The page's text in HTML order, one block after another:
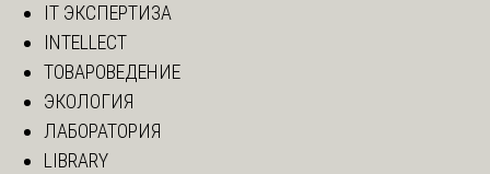
IT ЭКСПЕРТИЗА
INTELLECT
ТОВАРОВЕДЕНИЕ
ЭКОЛОГИЯ
ЛАБОРАТОРИЯ
LIBRARY